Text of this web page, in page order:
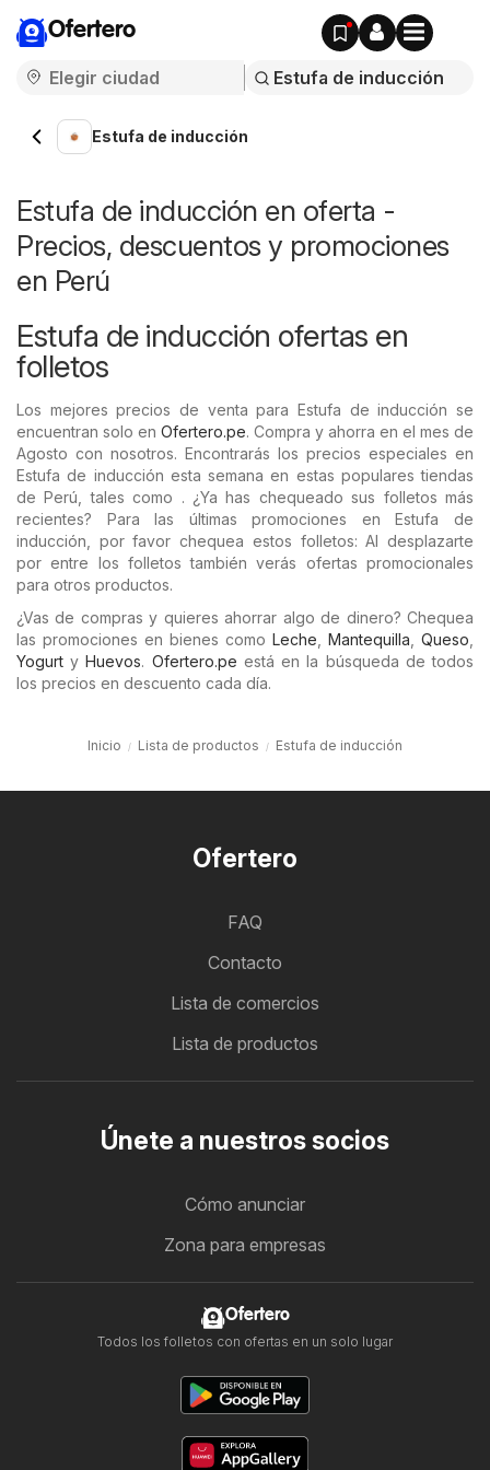
Ofertero
Estufa de inducción
Estufa de inducción en oferta -
Precios, descuentos y promociones
en Perú
Estufa de inducción ofertas en
folletos
Los mejores precios de venta para Estufa de inducción se
encuentran solo en Ofertero.pe. Compra y ahorra en el mes de
Agosto con nosotros. Encontrarás los precios especiales en
Estufa de inducción esta semana en estas populares tiendas
de Perú, tales como . ¿Ya has chequeado sus folletos más
recientes? Para las últimas promociones en Estufa de
inducción, por favor chequea estos folletos: Al desplazarte
por entre los folletos también verás ofertas promocionales
para otros productos.
¿Vas de compras y quieres ahorrar algo de dinero? Chequea
las promociones en bienes como Leche Mantequilla Queso
Yogurt yHuevos. Ofertero.pe está en la búsqueda de todos
los precios en descuento cada día.
Inicio Lista de productos Estufa de inducción
Ofertero
FAQ
Contacto
Lista de comercios
Lista de productos
Únete a nuestros socios
Cómo anunciar
Zona para empresas
Ofertero
Todos los folletos con ofertas en un solo lugar